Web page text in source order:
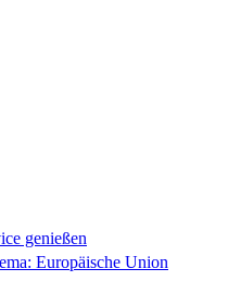
genießen
Europäische Union